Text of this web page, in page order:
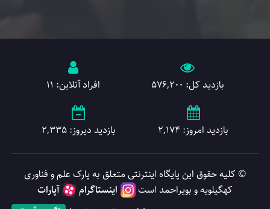
بازدید کل: 576,200 افراد آنلاین: 11
بازدید امروز: 2,174 بازدید دیروز: 2,335
© کلیه حقوق این پایگاه اینترنتی متعلق به پارک علم و فناوری
کهگیلویه و بویراحمد است
اینستاگرام
آپارات